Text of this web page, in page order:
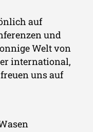
auf
und
Welt von
international,
uns auf